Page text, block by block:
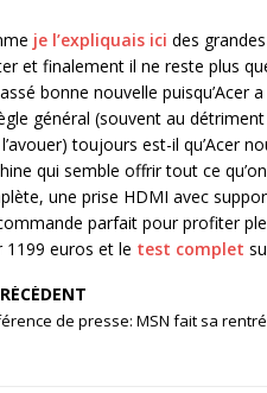
je l’expliquais ici des
et finalement il ne reste plus
bonne nouvelle
général (souvent au
toujours est-il qu’Acer
qui semble offrir tout ce
une prise HDMI avec
parfait pour profiter
1199 euros et le test complet
de presse: MSN fait sa